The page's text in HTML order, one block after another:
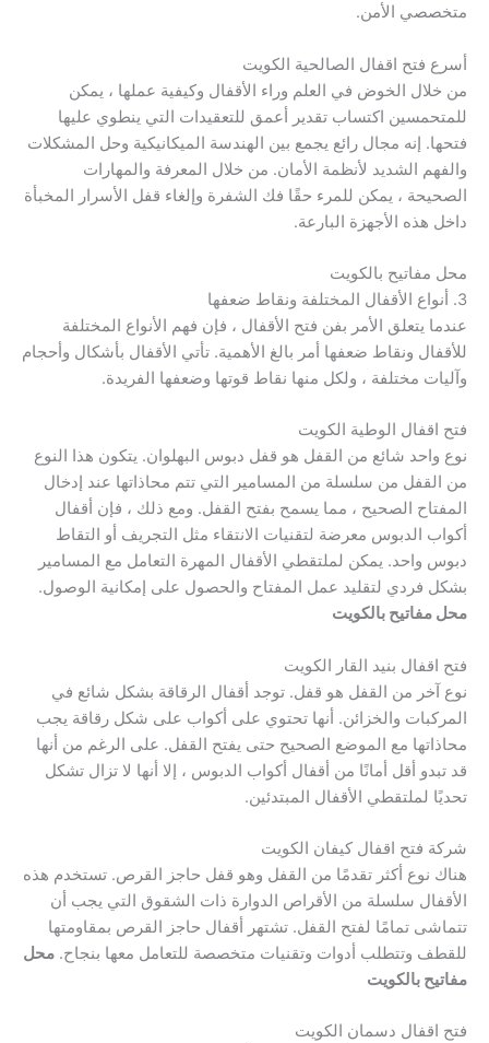
متخصصي الأمن.
أسرع فتح اقفال الصالحية الكويت
من خلال الخوض في العلم وراء الأقفال وكيفية عملها ، يمكن
للمتحمسين اكتساب تقدير أعمق للتعقيدات التي ينطوي عليها
فتحها. إنه مجال رائع يجمع بين الهندسة الميكانيكية وحل المشكلات
والفهم الشديد لأنظمة الأمان. من خلال المعرفة والمهارات
الصحيحة ، يمكن للمرء حقًا فك الشفرة وإلغاء قفل الأسرار المخبأة
داخل هذه الأجهزة البارعة.
محل مفاتيح بالكويت
3. أنواع الأقفال المختلفة ونقاط ضعفها
عندما يتعلق الأمر بفن فتح الأقفال ، فإن فهم الأنواع المختلفة
للأقفال ونقاط ضعفها أمر بالغ الأهمية. تأتي الأقفال بأشكال وأحجام
وآليات مختلفة ، ولكل منها نقاط قوتها وضعفها الفريدة.
فتح اقفال الوطية الكويت
نوع واحد شائع من القفل هو قفل دبوس البهلوان. يتكون هذا النوع
من القفل من سلسلة من المسامير التي تتم محاذاتها عند إدخال
المفتاح الصحيح ، مما يسمح بفتح القفل. ومع ذلك ، فإن أقفال
أكواب الدبوس معرضة لتقنيات الانتقاء مثل التجريف أو التقاط
دبوس واحد. يمكن لملتقطي الأقفال المهرة التعامل مع المسامير
بشكل فردي لتقليد عمل المفتاح والحصول على إمكانية الوصول.
محل مفاتيح بالكويت
فتح اقفال بنيد القار الكويت
نوع آخر من القفل هو قفل. توجد أقفال الرقاقة بشكل شائع في
المركبات والخزائن. أنها تحتوي على أكواب على شكل رقاقة يجب
محاذاتها مع الموضع الصحيح حتى يفتح القفل. على الرغم من أنها
قد تبدو أقل أمانًا من أقفال أكواب الدبوس ، إلا أنها لا تزال تشكل
تحديًا لملتقطي الأقفال المبتدئين.
شركة فتح اقفال كيفان الكويت
هناك نوع أكثر تقدمًا من القفل وهو قفل حاجز القرص. تستخدم هذه
الأقفال سلسلة من الأقراص الدوارة ذات الشقوق التي يجب أن
تتماشى تمامًا لفتح القفل. تشتهر أقفال حاجز القرص بمقاومتها
للقطف وتتطلب أدوات وتقنيات متخصصة للتعامل معها بنجاح. محل
مفاتيح بالكويت
فتح اقفال دسمان الكويت